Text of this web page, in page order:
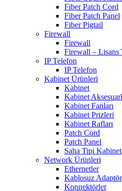
Fiber Patch Cord
Fiber Patch Panel
Fiber Pigtail
Firewall
Firewall
Firewall – Lisans
IP Telefon
IP Telefon
Kabinet Ürünleri
Kabinet
Kabinet
Kabinet Fanları
Kabinet Prizleri
Kabinet Rafları
Patch Cord
Patch Panel
Saha Tipi Kabinet
Network Ürünleri
Ethernetler
Kablosuz
Konnektörler